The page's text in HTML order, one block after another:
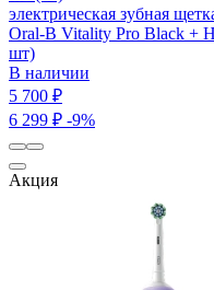
электрическая зубная
Oral-B Vitality Pro Black +
шт)
В наличии
5 700 ₽
6 299 ₽ -9%
Акция